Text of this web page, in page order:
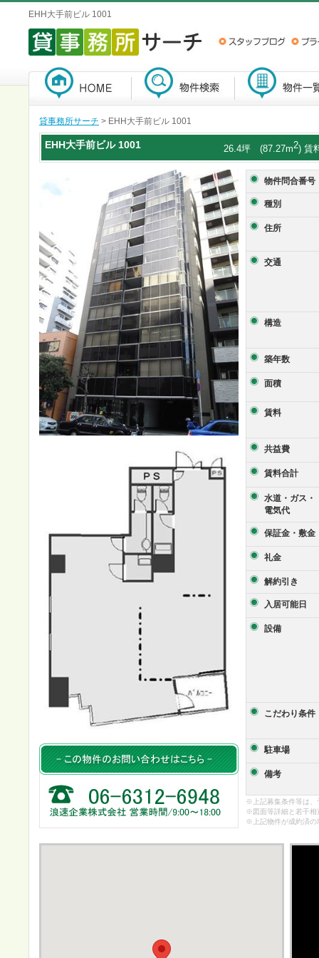
EHH大手前ビル 1001
貸事務所サーチ > EHH大手前ビル 1001
EHH大手前ビル1001 26.4坪 (87.27m2) 賃
物件問合番号
種別
住所
交通
構造
築年数
面積
賃料
共益費
賃料合計
水道・ガス・
電気代
保証金・敷金
礼金
解約引き
入居可能日
設備
こだわり条件
駐車場
備考
※上記募集条件等は、
※図面等詳細と若干相
※上記物件が成約済の